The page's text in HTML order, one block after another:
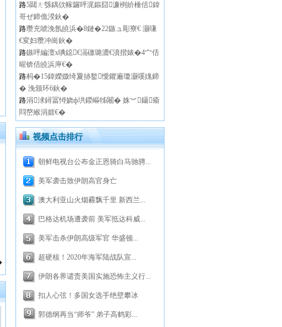
路5閮ㄤ綔鍝佽幏鑼呯浘鏂囧濂栵紒棰佸鍏
哥ぜ鍗佹湀鈥�
路瓒充唬浼氬皢浜�8鏈�22鏃ュ彫寮€ 灏嗛
€変妇瓒冲崗鈥�
路鏃呯編澶х唺鐚€滆礉璐濃€濆揩婊�4宀佸
暒锛佸皢浜庘€�
路杩�15鍏嬫媺绮夐捇鐜懓鑺遍瓊灏嗘媿鍗
� 浼颁环6鈥�
路涓浗鐞冨憳娆ф垬鍐嶇牬闂� 姝︾鑷瘉
閰嶅緱涓娾€�
视频点击排行
朝鲜电视台公布金正恩骑白马驰骋...
美军袭击致伊朗高官身亡
澳大利亚山火烟霾飘千里 新西兰...
巴格达机场遭袭前 美军抵达科威...
美军击杀伊朗高级军官 华盛顿...
超硬核！2020年海军陆战队宣...
伊朗各界谴责美国实施恐怖主义行...
扣人心弦！多国女选手绝壁攀冰
郭德纲再当“师爷” 弟子高鹤彩...